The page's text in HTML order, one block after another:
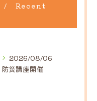
Recent
2026/08/06
防災講座開催